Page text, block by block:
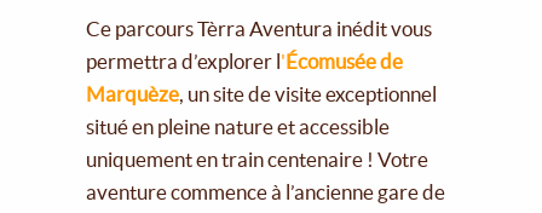
Ce parcours Tèrra Aventura inédit vous
permettra d’explorer l'Écomusée de
Marquèze , un site de visite exceptionnel
situé en pleine nature et accessible
uniquement en train centenaire ! Votre
aventure commence à l’ancienne gare de